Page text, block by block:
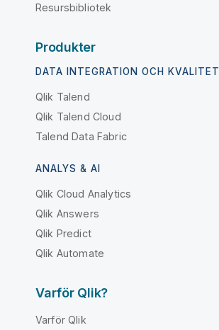
Resursbibliotek
Produkter
DATA INTEGRATION OCH KVALITET
Qlik Talend
Qlik Talend Cloud
Talend Data Fabric
ANALYS & AI
Qlik Cloud Analytics
Qlik Answers
Qlik Predict
Qlik Automate
Varför Qlik?
Varför Qlik